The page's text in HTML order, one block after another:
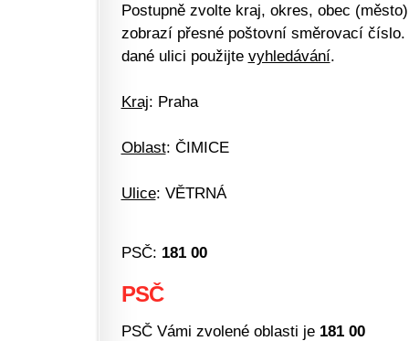
Postupně zvolte kraj, okres, obec
zobrazí přesné poštovní směrovací
dané ulici použijte vyhledávání.
Kraj: Praha
Oblast: ČIMICE
Ulice: VĚTRNÁ
PSČ: 181 00
PSČ
PSČ Vámi zvolené oblasti je 181 00